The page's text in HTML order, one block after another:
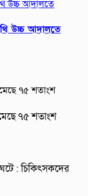
উচ্চ আদালতে
৭৫ শতাংশ
ঘটে : চিকিৎসকদের